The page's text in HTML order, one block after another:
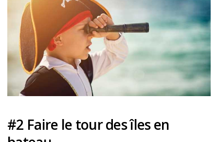
#2 Faire le tour des îles en